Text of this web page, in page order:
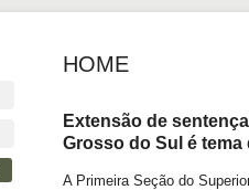
HOME
Extensão de
Grosso do Sul é tema
​A Primeira Seção do